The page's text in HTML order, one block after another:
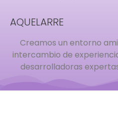
AQUELARRE
Creamos un entorno
intercambio de
desarrolladoras